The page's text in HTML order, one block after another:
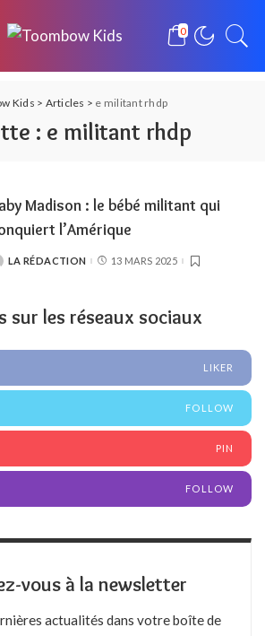
0
Kids > Articles > e militant rhdp
: e militant rhdp
Madison : le bébé militant qui
l’Amérique
LA RÉDACTION 13 MARS 2025
sur les réseaux sociaux
LIKER
FOLLOW
PIN
FOLLOW
vous à la newsletter
actualités dans votre boîte de